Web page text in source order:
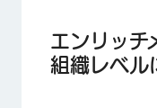
エンリッチ
組織レベル